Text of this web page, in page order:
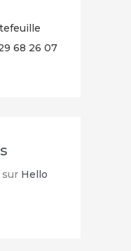
68 26 07
sur Hello